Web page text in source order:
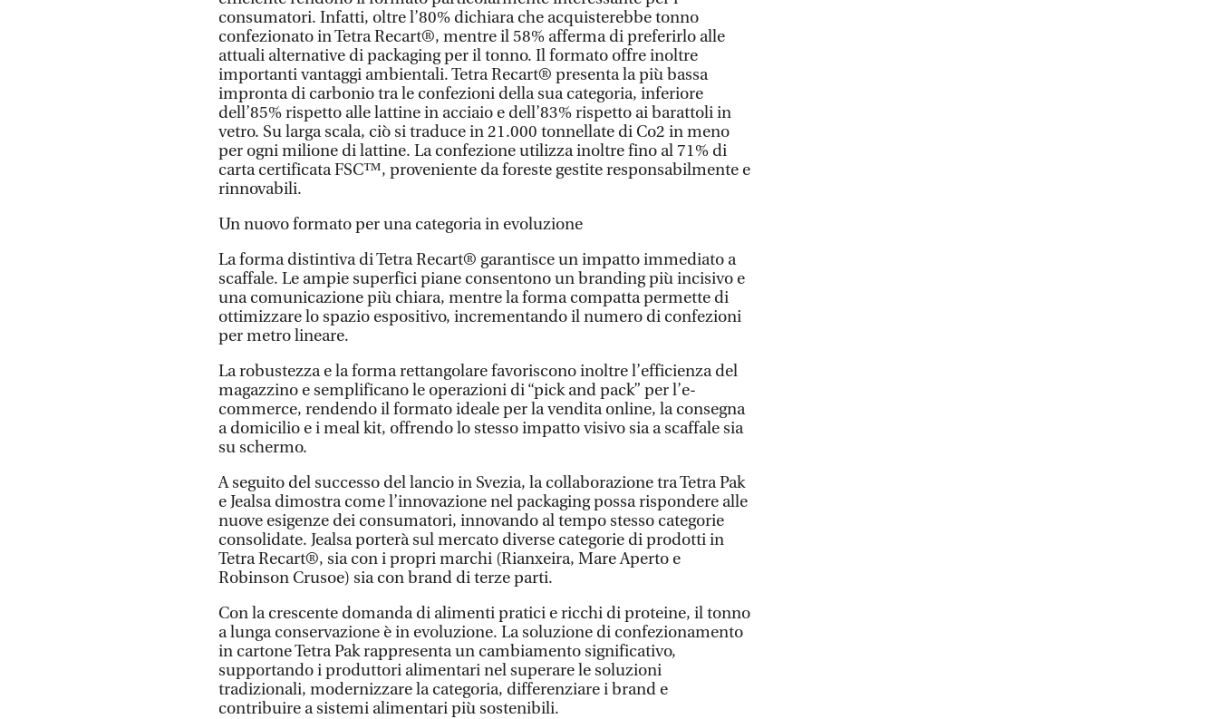
consumatori. Infatti, oltre l’80% dichiara che acquisterebbe tonno
confezionato in Tetra Recart®, mentre il 58% afferma di preferirlo alle
attuali alternative di packaging per il tonno. Il formato offre inoltre
importanti vantaggi ambientali. Tetra Recart® presenta la più bassa
impronta di carbonio tra le confezioni della sua categoria, inferiore
dell’85% rispetto alle lattine in acciaio e dell’83% rispetto ai barattoli in
vetro. Su larga scala, ciò si traduce in 21.000 tonnellate di Co2 in meno
per ogni milione di lattine. La confezione utilizza inoltre fino al 71% di
carta certificata FSC™, proveniente da foreste gestite responsabilmente e
rinnovabili.
Un nuovo formato per una categoria in evoluzione
La forma distintiva di Tetra Recart® garantisce un impatto immediato a
scaffale. Le ampie superfici piane consentono un branding più incisivo e
una comunicazione più chiara, mentre la forma compatta permette di
ottimizzare lo spazio espositivo, incrementando il numero di confezioni
per metro lineare.
La robustezza e la forma rettangolare favoriscono inoltre l’efficienza del
magazzino e semplificano le operazioni di “pick and pack” per l’e-
commerce, rendendo il formato ideale per la vendita online, la consegna
a domicilio e i meal kit, offrendo lo stesso impatto visivo sia a scaffale sia
su schermo.
A seguito del successo del lancio in Svezia, la collaborazione tra Tetra Pak
e Jealsa dimostra come l’innovazione nel packaging possa rispondere alle
nuove esigenze dei consumatori, innovando al tempo stesso categorie
consolidate. Jealsa porterà sul mercato diverse categorie di prodotti in
Tetra Recart®, sia con i propri marchi (Rianxeira, Mare Aperto e
Robinson Crusoe) sia con brand di terze parti.
Con la crescente domanda di alimenti pratici e ricchi di proteine, il tonno
a lunga conservazione è in evoluzione. La soluzione di confezionamento
in cartone Tetra Pak rappresenta un cambiamento significativo,
supportando i produttori alimentari nel superare le soluzioni
tradizionali, modernizzare la categoria, differenziare i brand e
contribuire a sistemi alimentari più sostenibili.